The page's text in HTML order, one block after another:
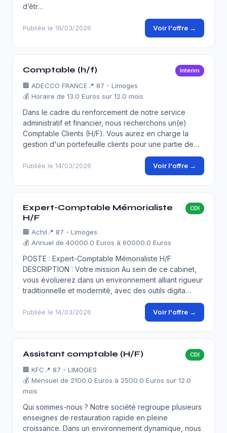
d’êtr…
Publiée le 16/03/2026 Voir l'offre →
Comptable (h/f) Intérim
🏢 ADECCO FRANCE 📍 87 - Limoges
💰 Horaire de 13.0 Euros sur 12.0 mois
Dans le cadre du renforcement de notre service
administratif et financier, nous recherchons un(e)
Comptable Clients (H/F). Vous aurez en charge la
gestion d'un portefeuille clients pour une partie de…
Publiée le 14/03/2026 Voir l'offre →
Expert-Comptable Mémorialiste
H/F
CDI
🏢 Achil 📍 87 - Limoges
💰 Annuel de 40000.0 Euros à 60000.0 Euros
POSTE : Expert-Comptable Mémorialiste H/F
DESCRIPTION : Votre mission Au sein de ce cabinet,
vous évoluerez dans un environnement alliant rigueur
traditionnelle et modernité, avec des outils digita…
Publiée le 14/03/2026 Voir l'offre →
Assistant comptable (H/F) CDI
🏢 KFC 📍 87 - LIMOGES
💰 Mensuel de 2100.0 Euros à 2500.0 Euros sur 12.0
mois
Qui sommes-nous ? Notre société regroupe plusieurs
enseignes de restauration rapide en pleine
croissance. Dans un environnement dynamique, nous